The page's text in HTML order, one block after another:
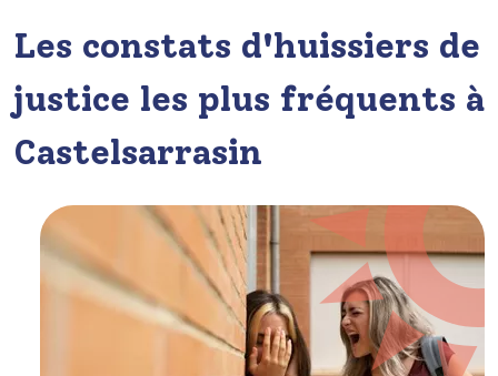
Les constats d'huissiers de
justice les plus fréquents à
Castelsarrasin